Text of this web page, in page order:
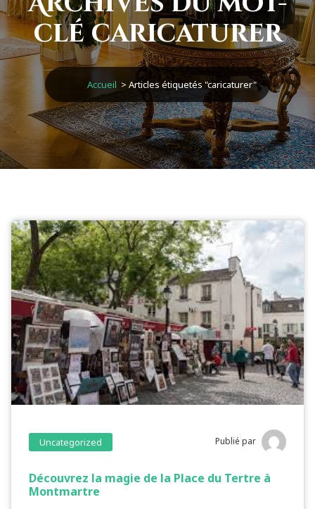
clé caricaturer
Accueil > Articles étiquetés "caricaturer"
Uncategorized Publié par
Découvrez la magie de la Place du Tertre à
Montmartre